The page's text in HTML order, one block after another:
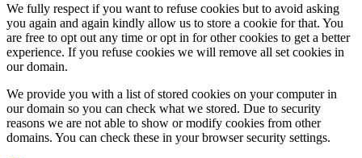
We fully respect if you want to refuse cookies but to avoid asking
you again and again kindly allow us to store a cookie for that. You
are free to opt out any time or opt in for other cookies to get a better
experience. If you refuse cookies we will remove all set cookies in
our domain.
We provide you with a list of stored cookies on your computer in
our domain so you can check what we stored. Due to security
reasons we are not able to show or modify cookies from other
domains. You can check these in your browser security settings.